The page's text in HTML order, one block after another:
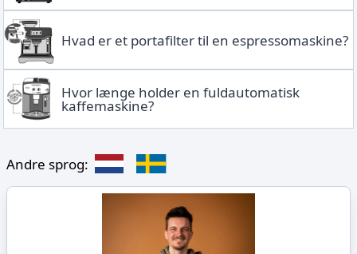
Hvad er et portafilter til en espressomaskine?
Hvor længe holder en fuldautomatisk
kaffemaskine?
Andre sprog: